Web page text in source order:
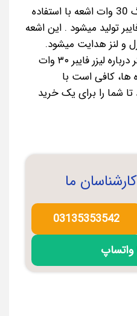
مارکینگ 30 وات اشعه با استفاده
تولید میشود . این اشعه
و لنز هدایت میشود.
برای دریافت اطلاعات بیشتر درباره لیزر فایبر ۳۰ وات
کافی است با
شما را برای یک خرید
ما
03135353542
واتساپ